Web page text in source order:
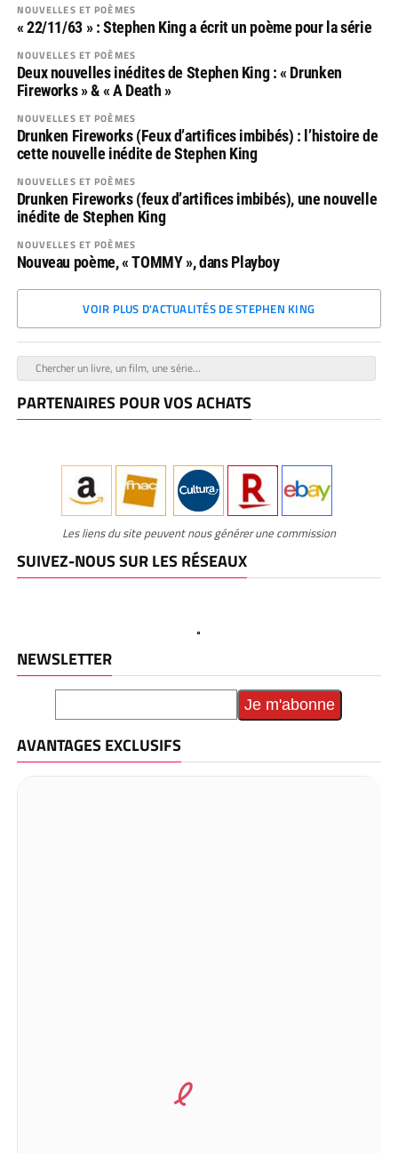
NOUVELLES ET POÈMES
« 22/11/63 » : Stephen King a écrit un poème pour la série
NOUVELLES ET POÈMES
Deux nouvelles inédites de Stephen King : « Drunken
Fireworks » & « A Death »
NOUVELLES ET POÈMES
Drunken Fireworks (Feux d’artifices imbibés) : l’histoire de
cette nouvelle inédite de Stephen King
NOUVELLES ET POÈMES
Drunken Fireworks (feux d’artifices imbibés), une nouvelle
inédite de Stephen King
NOUVELLES ET POÈMES
Nouveau poème, « TOMMY », dans Playboy
VOIR PLUS D'ACTUALITÉS DE STEPHEN KING
PARTENAIRES POUR VOS ACHATS
Les liens du site peuvent nous générer une commission
SUIVEZ-NOUS SUR LES RÉSEAUX
NEWSLETTER
AVANTAGES EXCLUSIFS